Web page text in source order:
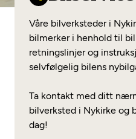
Se alle (52)
Mekonomen
Fritt verkstedvalg
Lønnsomt valg
Mobilitetsgaranti
Opprett
Våre bilverksteder i
bilmerker i henhold til
retningslinjer og
selvfølgelig bilens
Ta kontakt med ditt
bilverksted i Nykirke og
dag!